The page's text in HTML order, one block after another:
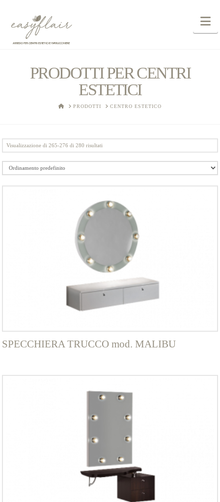
PRODOTTI PER CENTRI
ESTETICI
HOMEPRODOTTI CENTRO ESTETICO
Visualizzazione di 265-276 di 280 risultati
SPECCHIERA TRUCCO mod. MALIBU